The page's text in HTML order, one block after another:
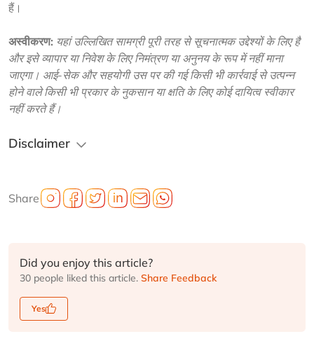
हैं।
अस्वीकरण: यहां उल्लिखित सामग्री पूरी तरह से सूचनात्मक उद्देश्यों के लिए है
और इसे व्यापार या निवेश के लिए निमंत्रण या अनुनय के रूप में नहीं माना
जाएगा। आई-सेक और सहयोगी उस पर की गई किसी भी कार्रवाई से उत्पन्न
होने वाले किसी भी प्रकार के नुकसान या क्षति के लिए कोई दायित्व स्वीकार
नहीं करते हैं।
Disclaimer
Share
Did you enjoy this article?
30 people liked this article. Share Feedback
Yes